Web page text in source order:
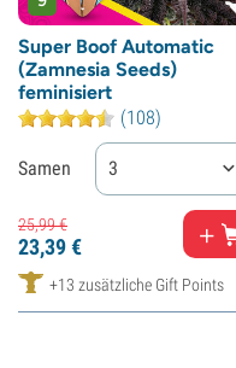
Super Boof Automatic
(Zamnesia Seeds)
feminisiert
(108)
Samen 3
25,99€
23,39€
+13 zusätzliche Gift Points